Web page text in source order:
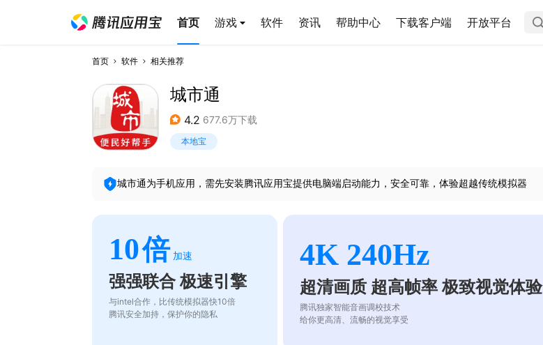
首页 游戏 软件 资讯 帮助中心 下载客户端 开放平台
首页 软件 相关推荐
城市通
4.2 677.6万下载
本地宝
城市通为手机应用，需先安装腾讯应用宝提供电脑端启动能力，安全可靠，体验超越传统模拟器
10倍 加速
强强联合 极速引擎
与intel合作，比传统模拟器快10倍
腾讯安全加持，保护你的隐私
4K 240Hz
超清画质 超高帧率 极致视觉体验
腾讯独家智能音画调校技术
给你更高清、流畅的视觉享受